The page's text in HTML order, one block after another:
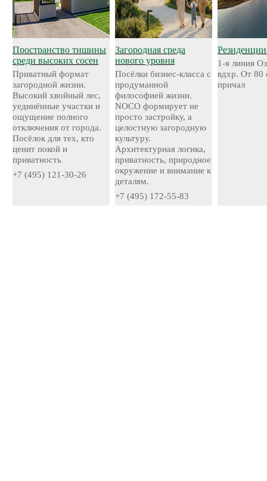
Пространство тишины
среди высоких сосен
Приватный формат
загородной жизни.
Высокий хвойный лес,
уединённые участки и
ощущение полного
отключения от города.
Посёлок для тех, кто
ценит покой и
приватность
+7 (495) 121-30-26
Загородная среда
нового уровня
Посёлки бизнес-класса с
продуманной
философией жизни.
NOCO формирует не
просто застройку, а
целостную загородную
культуру.
Архитектурная логика,
приватность, природное
окружение и внимание к
деталям.
+7 (495) 172-55-83
1-я линия
вдхр. От 80
причал